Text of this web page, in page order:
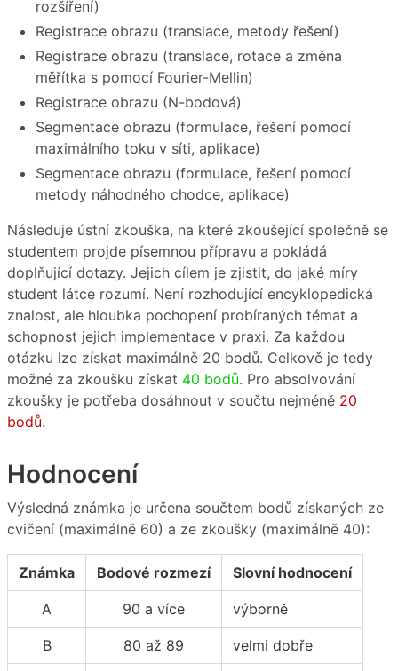
rozšíření)
Registrace obrazu (translace, metody řešení)
Registrace obrazu (translace, rotace a změna
měřítka s pomocí Fourier-Mellin)
Registrace obrazu (N-bodová)
Segmentace obrazu (formulace, řešení pomocí
maximálního toku v síti, aplikace)
Segmentace obrazu (formulace, řešení pomocí
metody náhodného chodce, aplikace)
Následuje ústní zkouška, na které zkoušející společně se
studentem projde písemnou přípravu a pokládá
doplňující dotazy. Jejich cílem je zjistit, do jaké míry
student látce rozumí. Není rozhodující encyklopedická
znalost, ale hloubka pochopení probíraných témat a
schopnost jejich implementace v praxi. Za každou
otázku lze získat maximálně 20 bodů. Celkově je tedy
možné za zkoušku získat 40 bodů. Pro absolvování
zkoušky je potřeba dosáhnout v součtu nejméně 20
bodů.
Hodnocení
Výsledná známka je určena součtem bodů získaných ze
cvičení (maximálně 60) a ze zkoušky (maximálně 40):
Známka Bodové rozmezí Slovní hodnocení
A 90 a více výborně
B 80 až 89 velmi dobře